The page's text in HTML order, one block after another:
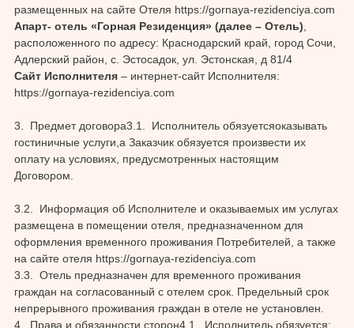
размещенных на сайте Отеля https://gornaya-rezidenciya.com
Апарт- отель «Горная Резиденция» (далее – Отель)
расположенного по адресу: Краснодарский край, город Сочи,
Адлерский район, с. Эстосадок, ул. Эстонская, д 81/4
Сайт Исполнителя – интернет-сайт Исполнителя:
https://gornaya-rezidenciya.com
3. Предмет договора3.1. Исполнитель обязуетсяоказывать
гостиничные услуги,а Заказчик обязуется произвести их
оплату на условиях, предусмотренных настоящим
Договором.
3.2. Информация об Исполнителе и оказываемых им услугах
размещена в помещении отеля, предназначенном для
оформления временного проживания Потребителей, а также
на сайте отеля https://gornaya-rezidenciya.com
3.3. Отель предназначен для временного проживания
граждан на согласованный с отелем срок. Предельный срок
непрерывного проживания граждан в отеле не установлен.
4. Права и обязанности сторон4.1. Исполнитель обязуется: